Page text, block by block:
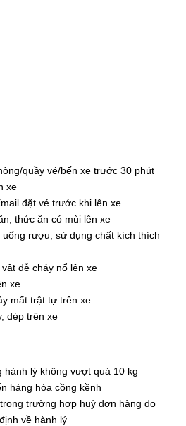
quầy vé/bến xe trước 30 phút
xe
đặt vé trước khi lên xe
thức ăn có mùi lên xe
uống rượu, sử dụng chất kích thích
dễ cháy nổ lên xe
xe
mất trật tự trên xe
dép trên xe
hành lý không vượt quá 10 kg
hàng hóa cồng kềnh
trường hợp huỷ đơn hàng do
về hành lý